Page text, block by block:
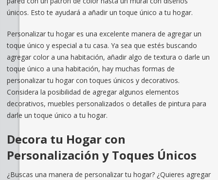
únicos. Esto te ayudará a añadir un toque único a tu hogar.
Personalizar tu hogar es una excelente manera de agregar un
toque único y especial a tu casa. Ya sea que estés buscando
agregar color a una habitación, añadir algo de textura o darle un
toque único a una habitación, hay muchas formas de
personalizar tu hogar con toques únicos y decorativos.
Considera la posibilidad de agregar algunos elementos
decorativos, muebles personalizados o detalles de pintura para
darle un toque único a tu hogar.
Decora tu Hogar con
Personalización y Toques Únicos
¿Buscas una manera de personalizar tu hogar? ¿Quieres agregar